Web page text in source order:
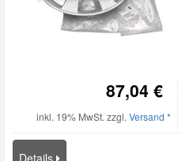
87,04 €
inkl. 19% MwSt. zzgl. Versand *
Details